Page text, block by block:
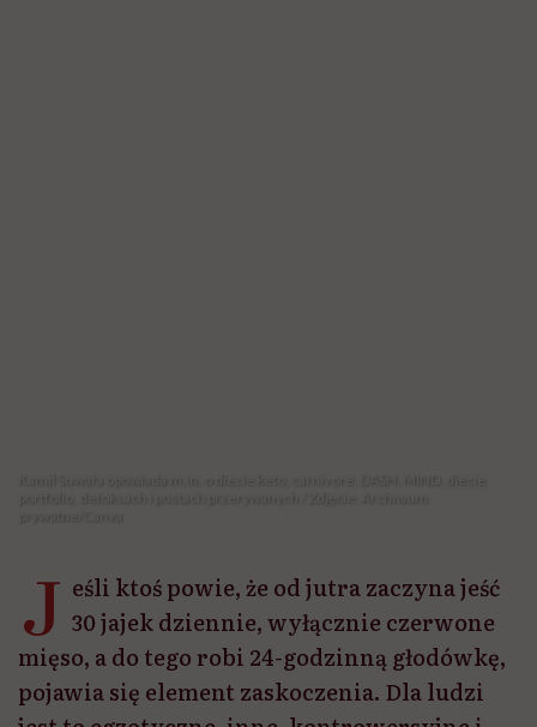
się z zaburzeniami sercowo-naczyniowymi,
z którym rozmawiamy o fenomenie
viralowych diet. W rozmowie z Hello
Zdrowie wyjaśnia, dlaczego social media